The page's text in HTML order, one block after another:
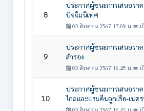
8
ประกาศผู้ชนะการเสนอรา
ปัจฉิมนิเทศ
03 สิงหาคม 2567 17.09 น. เ
9
ประกาศผู้ชนะการเสนอราค
สำรอง
03 สิงหาคม 2567 16.45 น. เ
10
ประกาศผู้ชนะการเสนอราค
ไกลและแรมคืนลูกเสือ-เนต